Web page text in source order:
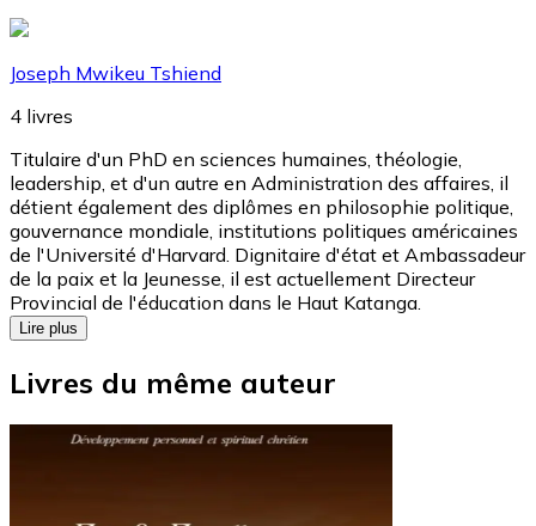
Joseph Mwikeu Tshiend
4 livres
Titulaire d'un PhD en sciences humaines, théologie,
leadership, et d'un autre en Administration des affaires, il
détient également des diplômes en philosophie politique,
gouvernance mondiale, institutions politiques américaines
de l'Université d'Harvard. Dignitaire d'état et Ambassadeur
de la paix et la Jeunesse, il est actuellement Directeur
Provincial de l'éducation dans le Haut Katanga.
Lire plus
Livres du même auteur